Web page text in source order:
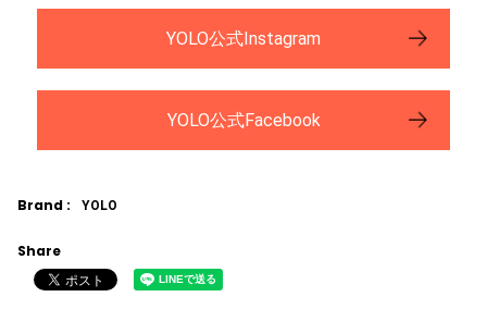
YOLO公式Instagram
YOLO公式Facebook
Brand : YOLO
Share